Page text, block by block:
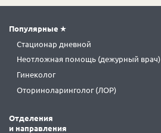
Популярные
Стационар дневной
Неотложная помощь (дежурный врач)
Гинеколог
Оториноларинголог (ЛОР)
Отделения
и направления